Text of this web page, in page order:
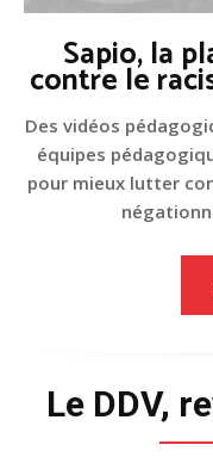
Sapio, la
contre le
Des vidéos
équipes
pour mieux lutter
Le DDV,